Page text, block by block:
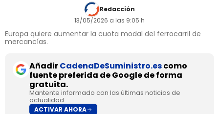
Redacción
13/05/2026 a las 9:05 h
Europa quiere aumentar la cuota modal del ferrocarril de
mercancías.
AñadirCadenaDeSuministro.escomo
fuente preferida de Google de forma
gratuita.
Mantente informado con las últimas noticias de
actualidad.
ACTIVAR AHORA